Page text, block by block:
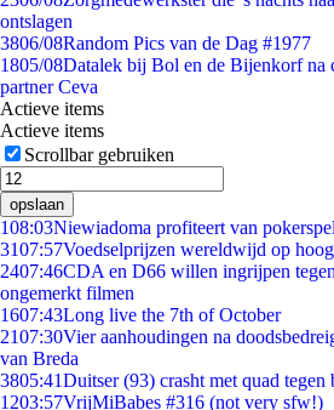
ontslagen
3806/08Random Pics van de Dag #1977
1805/08Datalek bij Bol en de Bijenkorf na
partner Ceva
Actieve items
Actieve items
Scrollbar gebruiken
opslaan
108:03Niewiadoma profiteert van
3107:57Voedselprijzen wereldwijd op
2407:46CDA en D66 willen ingrijpen
ongemerkt filmen
1607:43Long live the 7th of October
2107:30Vier aanhoudingen na
van Breda
3805:41Duitser (93) crasht met quad
1203:57VrijMiBabes #316 (not very sfw!)